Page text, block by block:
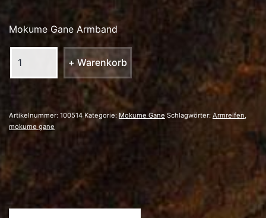
Mokume Gane Armband
Menge
+ Warenkorb
Artikelnummer: 100514 Kategorie: Mokume Gane Schlagwörter: Armreifen,
mokume gane